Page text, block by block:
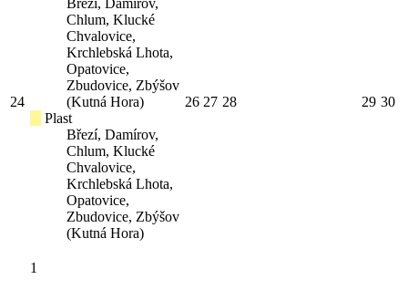
24
Březí, Damírov,
Chlum, Klucké
Chvalovice,
Krchlebská Lhota,
Opatovice,
Zbudovice, Zbýšov
(Kutná Hora)
Plast
Březí, Damírov,
Chlum, Klucké
Chvalovice,
Krchlebská Lhota,
Opatovice,
Zbudovice, Zbýšov
(Kutná Hora)
26 27 28 29 30
1